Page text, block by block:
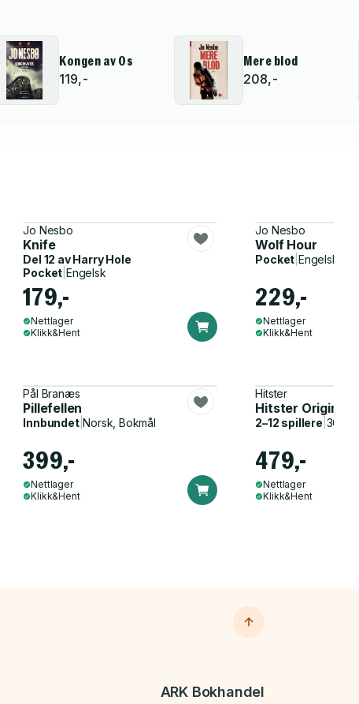
Kongen av Os
119,-
Mere blod
208,-
Jo Nesbo
Knife
Del 12 avHarry Hole
Pocket Engelsk
179,-
Nettlager
Klikk&Hent
Jo Nesbo
Wolf Hour
Pocket |Engelsk
229,-
Nettlager
Klikk&Hent
Pål Branæs
Pillefellen
Innbundet|Norsk, Bokmål
399,-
Nettlager
Klikk&Hent
Hitster
Hitster Original
2–12 spillere
479,-
Nettlager
Klikk&Hent
ARK Bokhandel